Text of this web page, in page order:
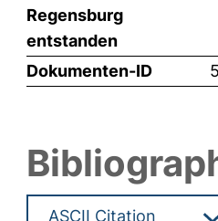
Regensburg
entstanden
Dokumenten-ID